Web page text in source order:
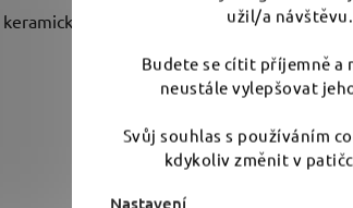
užil/a návštěvu.
Budete se cítit příjemně a
neustále vylepšovat
Svůj souhlas s používáním
kdykoliv změnit v
Nastavení
keramických ochran. Rozměr 8 x...